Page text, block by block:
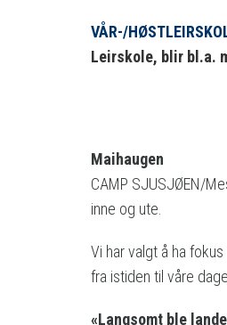
VÅR-/
Leirskole, blir bl.a.
Maihaugen
CAMP SJUSJØEN/
inne og ute.
Vi har valgt å ha
fra istiden til våre
«Langsomt ble